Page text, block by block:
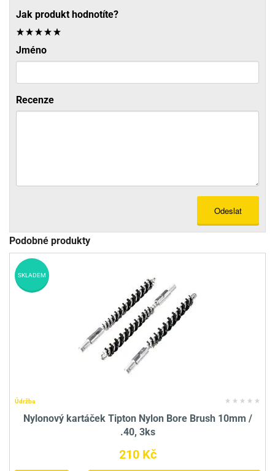
Jak produkt hodnotíte?
Jméno
Recenze
Odeslat
Podobné produkty
Údržba
Nylonový kartáček Tipton Nylon Bore Brush 10mm /
.40, 3ks
210 Kč
SKLADEM